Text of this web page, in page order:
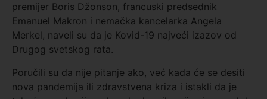
premijer Boris Džonson, francuski predsednik
Emanuel Makron i nemačka kancelarka Angela
Merkel, naveli su da je Kovid-19 najveći izazov od
Drugog svetskog rata.
Poručili su da nije pitanje ako, već kada će se desiti
nova pandemija ili zdravstvena kriza i istakli da je